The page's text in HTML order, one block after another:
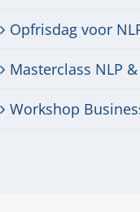
Opfrisdag voor
Masterclass NLP
Workshop